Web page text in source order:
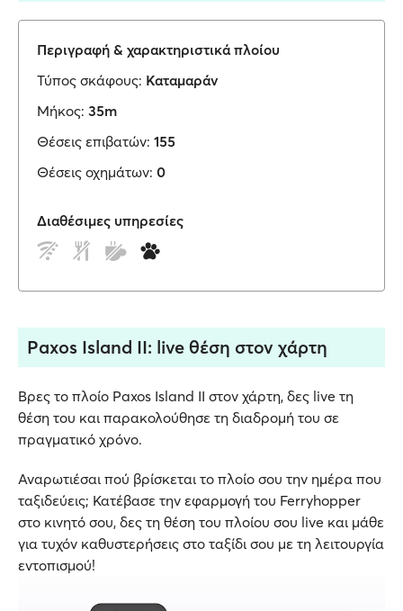
Περιγραφή & χαρακτηριστικά πλοίου
Τύπος σκάφους: Καταμαράν
Μήκος: 35m
Θέσεις επιβατών: 155
Θέσεις οχημάτων: 0
Διαθέσιμες υπηρεσίες
Paxos Island II: live θέση στον χάρτη
Βρες το πλοίο Paxos Island II στον χάρτη, δες live τη
θέση του και παρακολούθησε τη διαδρομή του σε
πραγματικό χρόνο.
Αναρωτιέσαι πού βρίσκεται το πλοίο σου την ημέρα που
ταξιδεύεις; Κατέβασε την εφαρμογή του Ferryhopper
στο κινητό σου, δες τη θέση του πλοίου σου live και μάθε
για τυχόν καθυστερήσεις στο ταξίδι σου με τη λειτουργία
εντοπισμού!